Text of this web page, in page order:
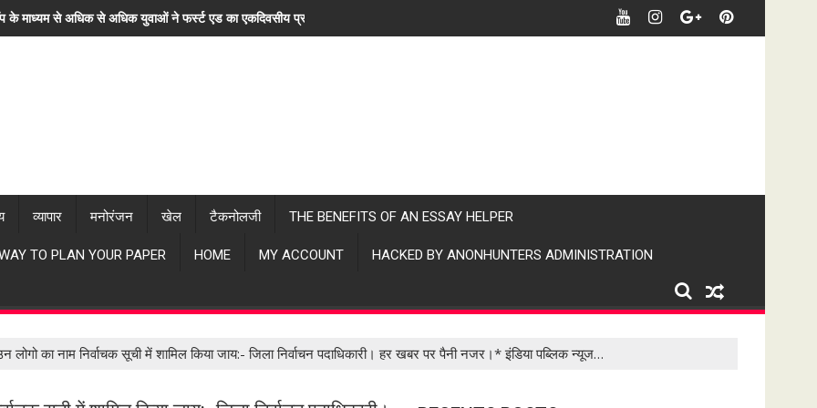
के माध्यम से अधिक से अधिक युवाओं ने फर्स्ट एड का एकदिवसीय प्रशिक्षण लिया। "हर खबर पर पैनी नजर" (IPN)इंडिया पब्लिक न्यूज।
व्यापार मनोरंजन खेल टैकनोलजी THE BENEFITS OF AN ESSAY HELPER
TO PLAN YOUR PAPER HOME MY ACCOUNT HACKED BY ANONHUNTERS ADMINISTRATION
लोगो का नाम निर्वाचक सूची में शामिल किया जाय:- जिला निर्वाचन पदाधिकारी। हर खबर पर पैनी नजर।* इंडिया पब्लिक न्यूज…